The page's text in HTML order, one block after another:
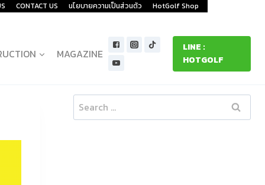
CONTACT US นโยบายความเป็นส่วนตัว HotGolf Shop
MAGAZINE
LINE :
HOTGOLF
Search
for: